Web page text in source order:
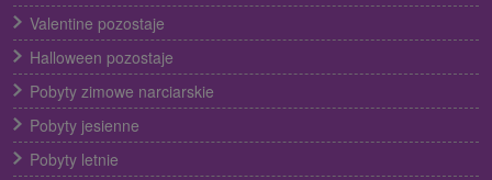
Valentine pozostaje
Halloween pozostaje
Pobyty zimowe narciarskie
Pobyty jesienne
Pobyty letnie